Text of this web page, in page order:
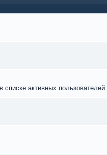
активных пользователей.